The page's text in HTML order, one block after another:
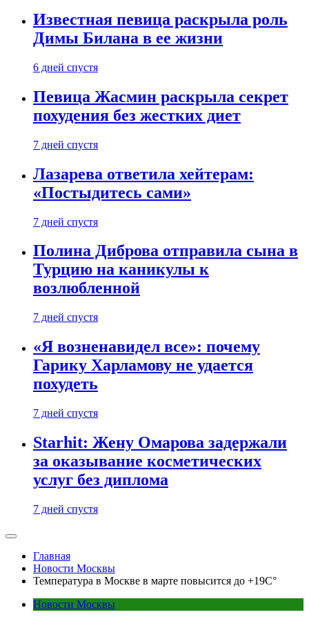
Известная певица раскрыла роль
Димы Билана в ее жизни
6 дней спустя
Певица Жасмин раскрыла секрет
похудения без жестких диет
7 дней спустя
Лазарева ответила хейтерам:
«Постыдитесь сами»
7 дней спустя
Полина Диброва отправила сына в
Турцию на каникулы к
возлюбленной
7 дней спустя
«Я возненавидел все»: почему
Гарику Харламову не удается
похудеть
7 дней спустя
Starhit: Жену Омарова задержали
за оказывание косметических
услуг без диплома
7 дней спустя
Главная
Новости Москвы
Температура в Москве в марте повысится до +19C°
Новости Москвы